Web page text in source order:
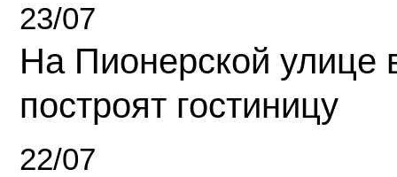
23/07
На Пионерской улице
построят гостиницу
22/07